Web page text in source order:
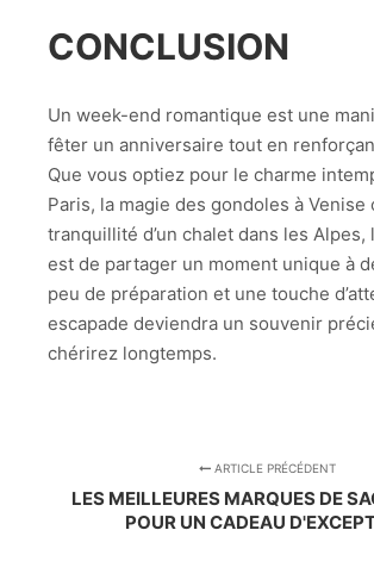
CONCLUSION
Un week-end romantique est une
fêter un anniversaire tout en
Que vous optiez pour le charme
Paris, la magie des gondoles à Venise
tranquillité d’un chalet dans les Alpes,
est de partager un moment unique à
peu de préparation et une touche
escapade deviendra un souvenir
chérirez longtemps.
ARTICLE PRÉCÉDENT
LES MEILLEURES MARQUES DE
POUR UN CADEAU